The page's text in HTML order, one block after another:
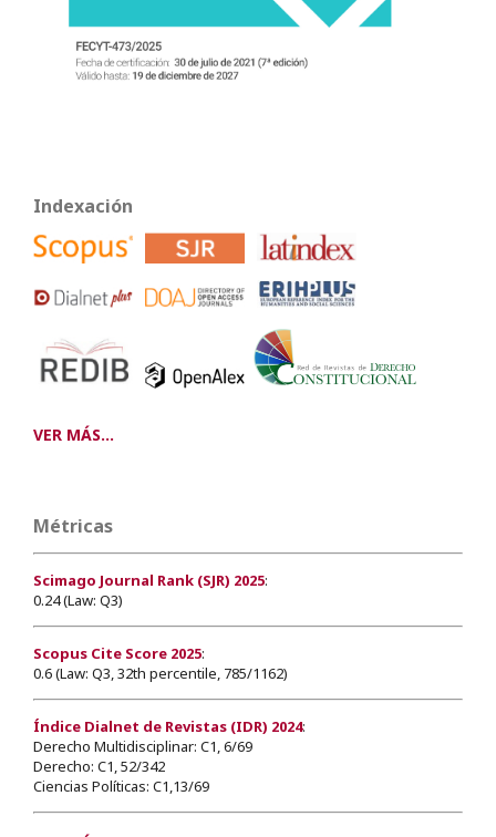
Indexación
VER MÁS...
Métricas
Scimago Journal Rank (SJR) 2025:
0.24 (Law: Q3)
Scopus Cite Score 2025:
0.6 (Law: Q3, 32th percentile, 785/1162)
Índice Dialnet de Revistas (IDR) 2024:
Derecho Multidisciplinar: C1, 6/69
Derecho: C1, 52/342
Ciencias Políticas: C1,13/69